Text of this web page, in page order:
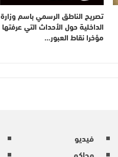
تصريح الناطق الرسمي باسم وزارة
الداخلية حول الأحداث التي عرفتها
مؤخرا نقاط العبور…
فيديو